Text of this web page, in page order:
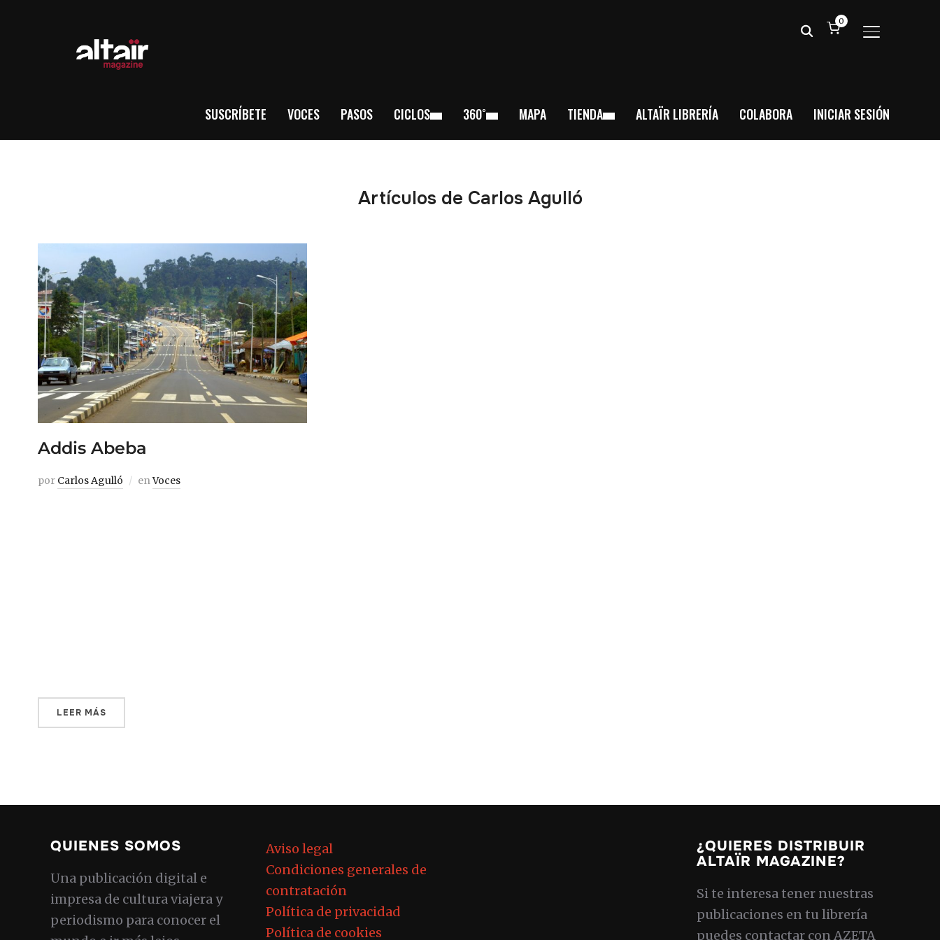
ALTERNAR
0
SUSCRÍBETE VOCES PASOS CICLOS 360˚ MAPA TIENDA ALTAÏR LIBRERÍA COLABORA INICIAR SESIÓN
Artículos de Carlos Agulló
Addis Abeba
por Carlos Agulló enVoces
LEER MÁS
QUIENES SOMOS
Una publicación digital e
impresa de cultura viajera y
periodismo para conocer el
Aviso legal
Condiciones generales de
contratación
Política de privacidad
Política de cookies
¿QUIERES DISTRIBUIR
ALTAÏR MAGAZINE?
Si te interesa tener nuestras
publicaciones en tu librería
puedes contactar con AZETA